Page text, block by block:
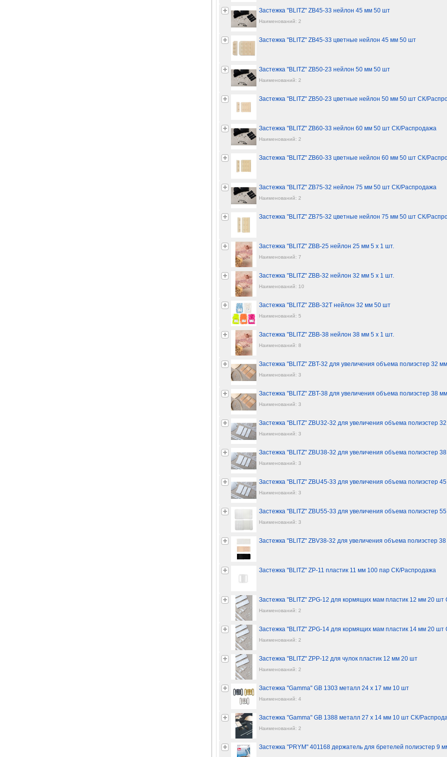
Застежка "BLITZ" ZB45-33 нейлон 45 мм 50 шт
Наименований: 2
Застежка "BLITZ" ZB45-33 цветные нейлон 45 мм 50 шт
Застежка "BLITZ" ZB50-23 нейлон 50 мм 50 шт
Наименований: 2
Застежка "BLITZ" ZB50-23 цветные нейлон 50 мм 50 шт СК/
Застежка "BLITZ" ZB60-33 нейлон 60 мм 50 шт СК/Распродажа
Наименований: 2
Застежка "BLITZ" ZB60-33 цветные нейлон 60 мм 50 шт СК/
Застежка "BLITZ" ZB75-32 нейлон 75 мм 50 шт СК/Распродажа
Наименований: 2
Застежка "BLITZ" ZB75-32 цветные нейлон 75 мм 50 шт СК/
Застежка "BLITZ" ZBB-25 нейлон 25 мм 5 х 1 шт.
Наименований: 7
Застежка "BLITZ" ZBB-32 нейлон 32 мм 5 х 1 шт.
Наименований: 10
Застежка "BLITZ" ZBB-32T нейлон 32 мм 50 шт
Наименований: 5
Застежка "BLITZ" ZBB-38 нейлон 38 мм 5 х 1 шт.
Наименований: 8
Застежка "BLITZ" ZBT-32 для увеличения объема полиэстер 32
Наименований: 3
Застежка "BLITZ" ZBT-38 для увеличения объема полиэстер 38
Наименований: 3
Застежка "BLITZ" ZBU32-32 для увеличения объема полиэстер
Наименований: 3
Застежка "BLITZ" ZBU38-32 для увеличения объема полиэстер
Наименований: 3
Застежка "BLITZ" ZBU45-33 для увеличения объема полиэстер
Наименований: 3
Застежка "BLITZ" ZBU55-33 для увеличения объема полиэстер
Наименований: 3
Застежка "BLITZ" ZBV38-32 для увеличения объема полиэстер
Застежка "BLITZ" ZP-11 пластик 11 мм 100 пар СК/Распродажа
Застежка "BLITZ" ZPG-12 для кормящих мам пластик 12 мм 20
Наименований: 2
Застежка "BLITZ" ZPG-14 для кормящих мам пластик 14 мм 20
Наименований: 2
Застежка "BLITZ" ZPP-12 для чулок пластик 12 мм 20 шт
Наименований: 2
Застежка "Gamma" GB 1303 металл 24 х 17 мм 10 шт
Наименований: 4
Застежка "Gamma" GB 1388 металл 27 х 14 мм 10 шт СК/
Наименований: 2
Застежка "PRYM" 401168 держатель для бретелей полиэстер 9